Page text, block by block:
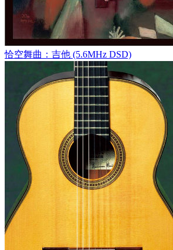
恰空舞曲：吉他 (5.6MHz DSD)